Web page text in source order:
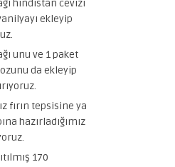
hindistan cevizi
ekleyip
unu ve 1 paket
da ekleyip
fırın tepsisine ya
hazırladığımız
170